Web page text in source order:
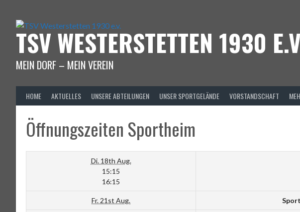
InhaltTSV WESTERSTETTEN 1930
MEIN DORF – MEIN VEREIN
HOME AKTUELLES UNSERE ABTEILUNGEN UNSER SPORTGELÄNDE VORSTANDSCHAFT
Öffnungszeiten Sportheim
Di. 18th Aug.
15:15
16:15
Fr. 21st Aug.